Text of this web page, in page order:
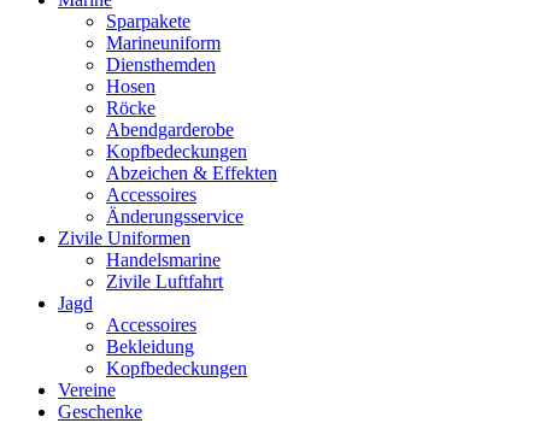
Sparpakete
Marineuniform
Diensthemden
Hosen
Röcke
Abendgarderobe
Kopfbedeckungen
Abzeichen & Effekten
Accessoires
Änderungsservice
Zivile Uniformen
Handelsmarine
Zivile Luftfahrt
Jagd
Accessoires
Bekleidung
Kopfbedeckungen
Vereine
Geschenke